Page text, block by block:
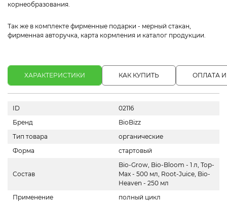
корнеобразования.
Так же в комплекте фирменные подарки - мерный стакан,
фирменная авторучка, карта кормления и каталог продукции.
ХАРАКТЕРИСТИКИ КАК КУПИТЬ ОПЛАТА
ID
02116
Бренд
BioBizz
Тип товара
органические
Форма
стартовый
Состав
Bio-Grow, Bio-Bloom - 1 л, Top-
Max - 500 мл, Root-Juice, Bio-
Heaven - 250 мл
Применение
полный цикл